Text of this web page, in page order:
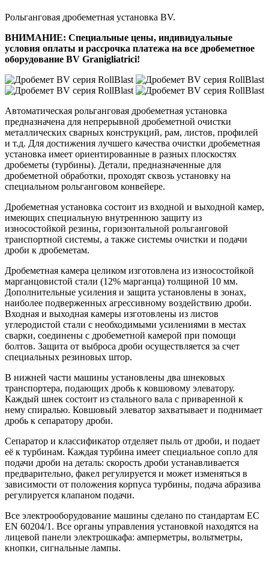
Рольганговая дробеметная установка BV.
ВНИМАНИЕ: Специальные цены, индивидуальные
условия оплаты и рассрочка платежа на все дробеметное
оборудование BV Granigliatrici!
Автоматическая рольганговая дробеметная установка
предназначена для непрерывной дробеметной очистки
металлических сварных конструкций, рам, листов, профилей
и т.д. Для достижения лучшего качества очистки дробеметная
установка имеет ориентированные в разных плоскостях
дробеметы (турбины). Детали, предназначенные для
дробеметной обработки, проходят сквозь установку на
специальном рольганговом конвейере.
Дробеметная установка состоит из входной и выходной камер,
имеющих специальную внутреннюю защиту из
износостойкой резины, горизонтальной рольганговой
транспортной системы, а также системы очистки и подачи
дроби к дробеметам.
Дробеметная камера целиком изготовлена из износостойкой
марганцовистой стали (12% марганца) толщиной 10 мм.
Дополнительные усиления и защита установлены в зонах,
наиболее подверженных агрессивному воздействию дроби.
Входная и выходная камеры изготовлены из листов
углеродистой стали с необходимыми усилениями в местах
сварки, cоединены с дробеметной камерой при помощи
болтов. Защита от выброса дроби осуществляется за счет
специальных резиновых штор.
В нижней части машины установлены два шнековых
транспортера, подающих дробь к ковшовому элеватору.
Каждый шнек состоит из стального вала с приваренной к
нему спиралью. Ковшовый элеватор захватывает и поднимает
дробь к сепаратору дроби.
Сепаратор и классификатор отделяет пыль от дроби, и подает
её к турбинам. Каждая турбина имеет специальное сопло для
подачи дроби на деталь: скорость дроби устанавливается
предварительно, факел регулируется и может изменяться в
зависимости от положения корпуса турбины, подача абразива
регулируется клапаном подачи.
Все электрооборудование машины сделано по стандартам ЕС
EN 60204/1. Все органы управления установкой находятся на
лицевой панели электрошкафа: амперметры, вольтметры,
кнопки, сигнальные лампы.